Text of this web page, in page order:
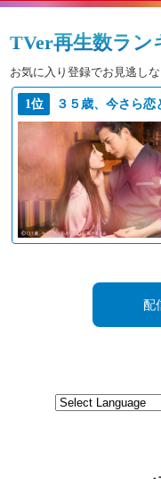
TVer再生数ラン
お気に入り登録でお見逃し
1位
配